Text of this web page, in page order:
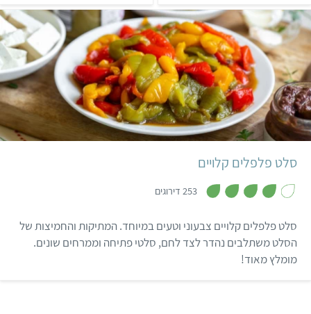
קל שעה ו-15 דקות 6-8 מנות
סלט פלפלים קלויים
253 דירוגים
ך
5
סלט פלפלים קלויים צבעוני וטעים במיוחד. המתיקות והחמיצות של
הסלט משתלבים נהדר לצד לחם, סלטי פתיחה וממרחים שונים.
מומלץ מאוד!